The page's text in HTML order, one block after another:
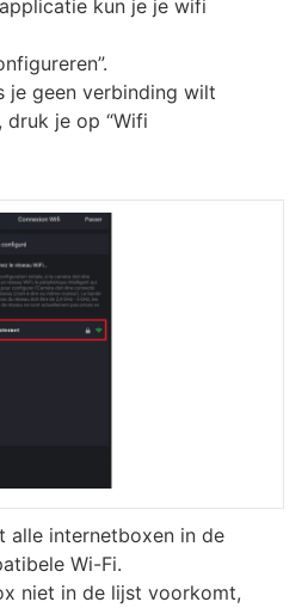
kun je je wifi
je geen verbinding wilt
druk je op “Wifi
alle internetboxen in de
Wi-Fi.
niet in de lijst voorkomt,